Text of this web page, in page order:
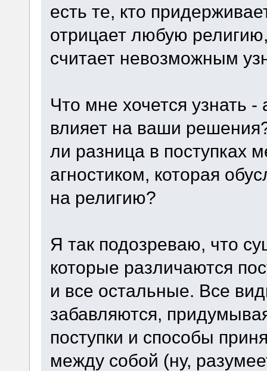
есть те, кто
отрицает любую
считает невозможным
Что мне хочется узнать
влияет на ваши
ли разница в поступках
агностиком, которая
на религию?
Я так подозреваю, что
которые различаются
и все остальные. Все
забавляются,
поступки и способы
между собой (ну,